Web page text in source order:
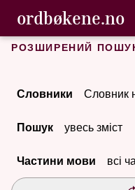
Перейти до
Доступність
ordbøkene.no,
Cловник букмола та
Розширений
Словники
Пошук
Частини мови